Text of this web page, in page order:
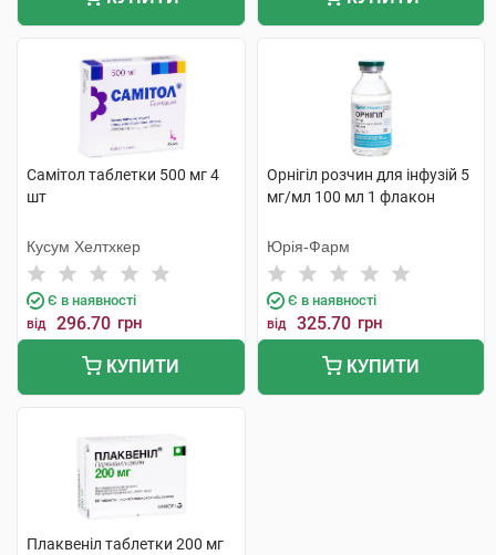
Самітол таблетки 500 мг 4
шт
Кусум Хелтхкер
Є в наявності
від 296.70 грн
КУПИТИ
Орнігіл розчин для інфузій 5
мг/мл 100 мл 1 флакон
Юрія-Фарм
Є в наявності
від 325.70 грн
КУПИТИ
Плаквеніл таблетки 200 мг